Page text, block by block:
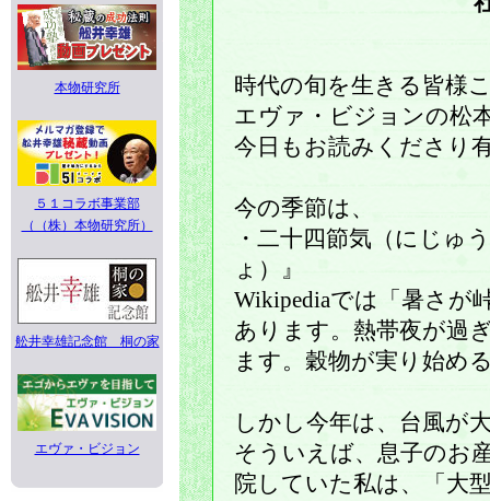
本物研究所
５１コラボ事業部
（（株）本物研究所）
舩井幸雄記念館 桐の家
エヴァ・ビジョン
時代の旬を生きる皆様
エヴァ・ビジョンの松
今日もお読みくださり
今の季節は、
・二十四節気（にじゅ
ょ）』
Wikipediaでは「暑さが
あります。熱帯夜が過
ます。穀物が実り始め
しかし今年は、台風が
そういえば、息子のお
院していた私は、「大